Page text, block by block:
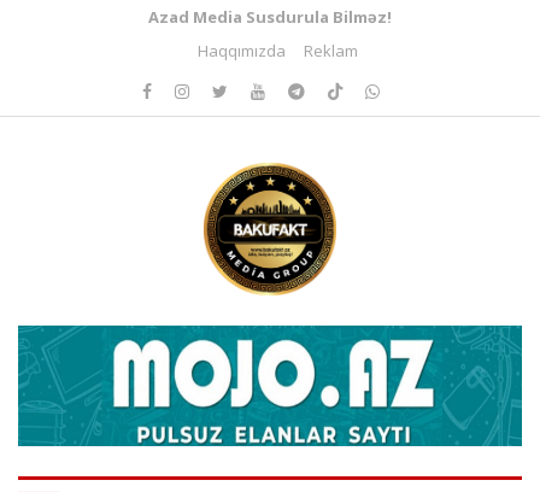
Azad Media Susdurula Bilməz!
Haqqımızda
Reklam